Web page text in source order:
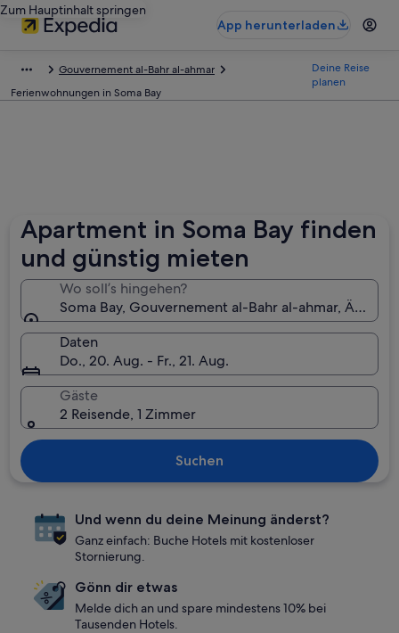
Zum Hauptinhalt springen
App herunterladen
Gouvernement al-Bahr al-ahmar
Ferienwohnungen in Soma Bay
Deine Reise
planen
Apartment in Soma Bay finden
und günstig mieten
Wo soll’s hingehen?
Soma Bay, Gouvernement al-Bahr al-ahmar,
Daten
Do., 20. Aug. - Fr., 21. Aug.
Gäste
2 Reisende, 1 Zimmer
Suchen
Und wenn du deine Meinung änderst?
Ganz einfach: Buche Hotels mit kostenloser
Stornierung.
Gönn dir etwas
Melde dich an und spare mindestens 10% bei
Tausenden Hotels.